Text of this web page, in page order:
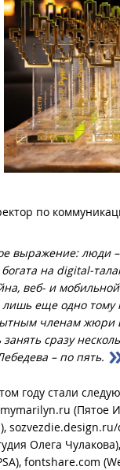
по
выражение: люди
на digital-
веб- и
еще одно тому
членам жюри
занять сразу
– по пять.
году стали
(Пятое
Олега
fontshare.com